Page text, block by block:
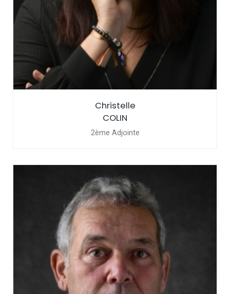
Christelle
COLIN
2ème Adjointe